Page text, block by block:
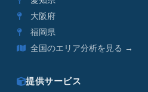
大阪府
福岡県
全国のエリア分析を見る →
提供サービス